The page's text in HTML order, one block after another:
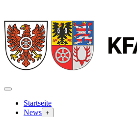
Startseite
News +